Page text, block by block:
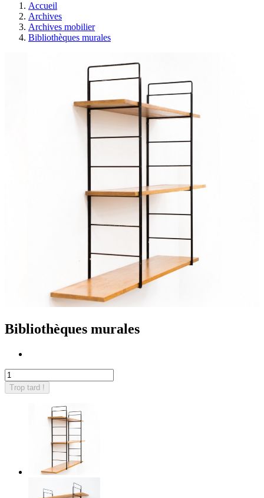
Accueil
Archives
Archives mobilier
Bibliothèques murales
Bibliothèques murales
Trop tard !